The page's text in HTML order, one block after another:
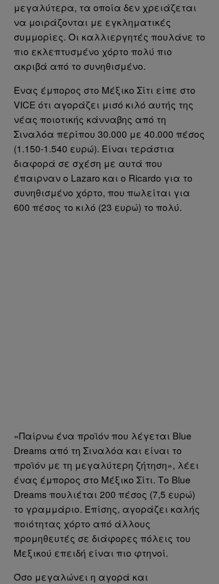
μεγαλύτερα, τα οποία δεν χρειάζεται
να μοιράζονται με εγκληματικές
συμμορίες. Οι καλλιεργητές πουλάνε το
πιο εκλεπτυσμένο χόρτο πολύ πιο
ακριβά από το συνηθισμένο.
Ένας έμπορος στο Μέξικο Σίτι είπε στο
VICE ότι αγοράζει μισό κιλό αυτής της
νέας ποιοτικής κάνναβης από τη
Σιναλόα περίπου 30.000 με 40.000 πέσος
(1.150-1.540 ευρώ). Είναι τεράστια
διαφορά σε σχέση με αυτά που
έπαιρναν ο Lazaro και ο Ricardo για το
συνηθισμένο χόρτο, που πωλείται για
600 πέσος το κιλό (23 ευρώ) το πολύ.
«Παίρνω ένα προϊόν που λέγεται Blue
Dreams από τη Σιναλόα και είναι το
προϊόν με τη μεγαλύτερη ζήτηση», λέει
ένας έμπορος στο Μέξικο Σίτι. Το Blue
Dreams πουλιέται 200 πέσος (7,5 ευρώ)
το γραμμάριο. Επίσης, αγοράζει καλής
ποιότητας χόρτο από άλλους
προμηθευτές σε διάφορες πόλεις του
Μεξικού επειδή είναι πιο φτηνοί.
Όσο μεγαλώνει η αγορά και